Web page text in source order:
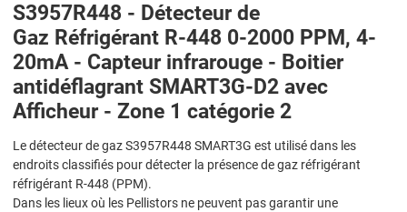
S3957R448 - Détecteur de
Gaz Réfrigérant R-448 0-2000 PPM, 4-
20mA - Capteur infrarouge - Boitier
antidéflagrant SMART3G-D2 avec
Afficheur - Zone 1 catégorie 2
Le détecteur de gaz S3957R448 SMART3G est utilisé dans les
endroits classifiés pour détecter la présence de gaz réfrigérant
réfrigérant R-448 (PPM).
Dans les lieux où les Pellistors ne peuvent pas garantir une